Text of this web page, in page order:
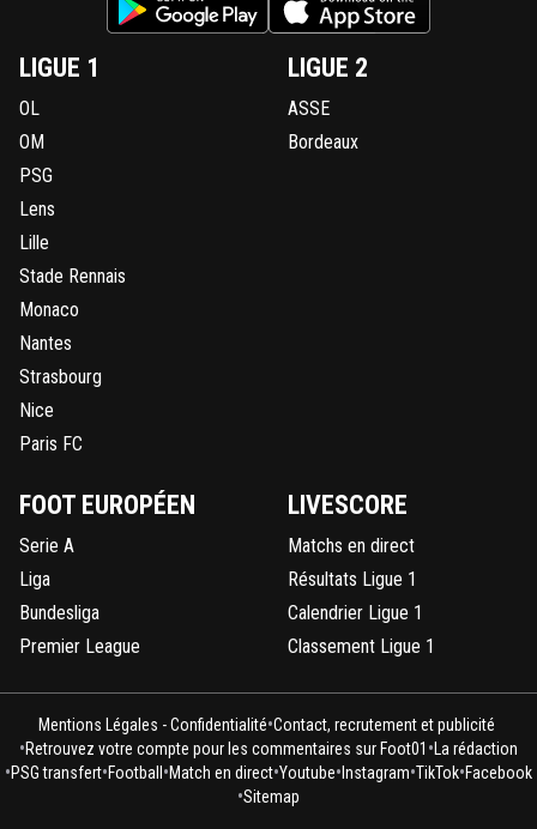
LIGUE 1
OL
OM
PSG
Lens
Lille
Stade Rennais
Monaco
Nantes
Strasbourg
Nice
Paris FC
LIGUE 2
ASSE
Bordeaux
FOOT EUROPÉEN
Serie A
Liga
Bundesliga
Premier League
LIVESCORE
Matchs en direct
Résultats Ligue 1
Calendrier Ligue 1
Classement Ligue 1
Mentions Légales - Confidentialité•Contact, recrutement et publicité
•Retrouvez votre compte pour les commentaires sur Foot01 • La rédaction
•PSG transfert•Football •Match en direct•Youtube• Instagram•TikTok•Facebook
•Sitemap